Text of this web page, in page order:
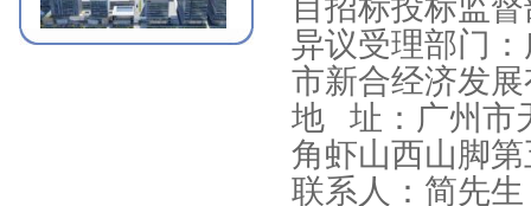
目招标投标监
异议受理部门
市新合经济发
地
址：广州市
角虾山西山脚
联系人： 简先生